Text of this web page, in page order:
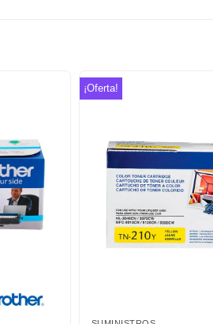
a la
lista de
deseos
¡Oferta!